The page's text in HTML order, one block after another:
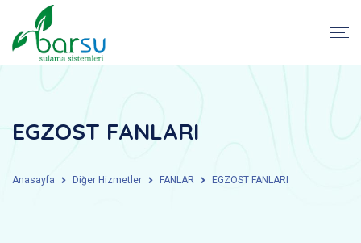
EGZOST FANLARI
Anasayfa Diğer Hizmetler FANLAR EGZOST FANLARI